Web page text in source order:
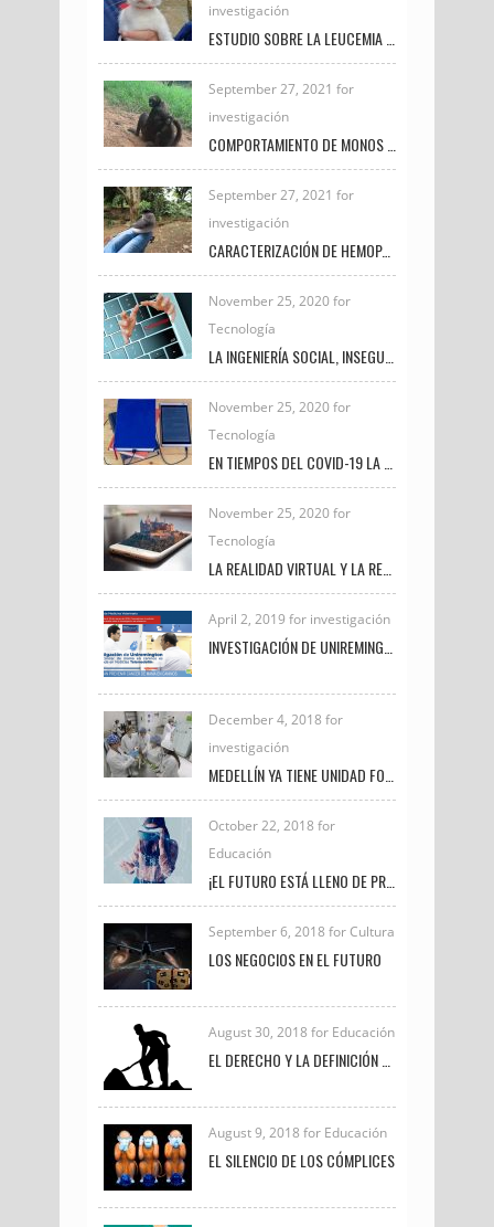
investigación
September 27, 2021 for
investigación
September 27, 2021 for
investigación
CARACTERIZACIÓN DE HEMOPARÁSITOS PRESENTES EN AVES SILVESTRES EN EL MUNICIPIO DE FREDONIA DURANTE EL PERIODO 2020 – 2021
November 25, 2020 for
Tecnología
November 25, 2020 for
Tecnología
November 25, 2020 for
Tecnología
April 2, 2019 for investigación
December 4, 2018 for
investigación
October 22, 2018 for
Educación
September 6, 2018 for Cultura
LOS NEGOCIOS EN EL FUTURO
August 30, 2018 for Educación
August 9, 2018 for Educación
EL SILENCIO DE LOS CÓMPLICES